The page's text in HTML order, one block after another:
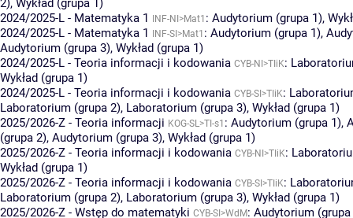
2), Wykład (grupa 1)
2024/2025-L - Matematyka 1
INF-NI>Mat1 : Audytorium (grupa 1),
2024/2025-L - Matematyka 1
INF-SI>Mat1 : Audytorium (grupa 1),
Audytorium (grupa 3), Wykład (grupa 1)
2024/2025-L - Teoria informacji i kodowania CYB-NI>TIiK:
Wykład (grupa 1)
2024/2025-L - Teoria informacji i kodowania CYB-SI>TIiK:
Laboratorium (grupa 2), Laboratorium (grupa 3), Wykład (grupa 1)
2025/2026-Z - Teoria informacji KOG-SL>TI-s1 : Audytorium (grupa 1),
(grupa 2), Audytorium (grupa 3), Wykład (grupa 1)
2025/2026-Z - Teoria informacji i kodowania CYB-NI>TIiK:
Wykład (grupa 1)
2025/2026-Z - Teoria informacji i kodowania CYB-SI>TIiK:
Laboratorium (grupa 2), Laboratorium (grupa 3), Wykład (grupa 1)
2025/2026-Z - Wstęp do matematyki CYB-SI>WdM: Audytorium (grupa